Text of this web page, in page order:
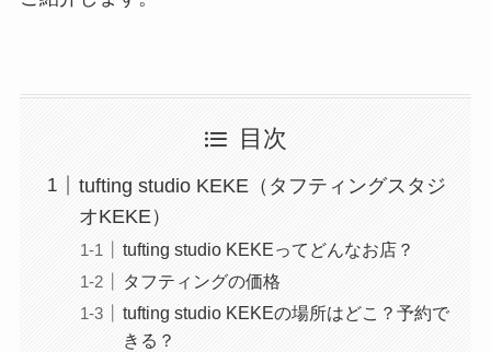
目次
tufting studio KEKE（タフティングスタジ
オKEKE）
tufting studio KEKEってどんなお店？
タフティングの価格
tufting studio KEKEの場所はどこ？予約で
きる？